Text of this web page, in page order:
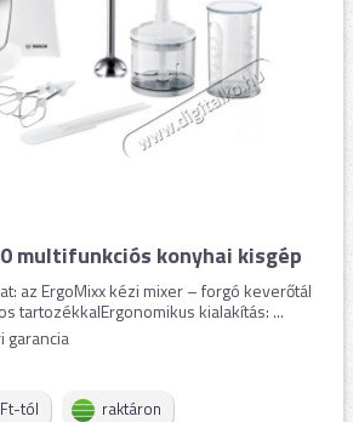
multifunkciós konyhai kisgép
az ErgoMixx kézi mixer – forgó keverőtál
tartozékkalErgonomikus kialakítás: ...
garancia
tól raktáron